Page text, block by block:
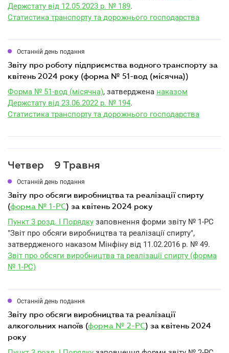
Держстату від 12.05.2023 р. № 189.
Статистика транспорту та дорожнього господарства
Останній день подання
звіту про роботу підприємства водного транспорту за
квітень 2024 року (форма № 51-вод (місячна))
Форма № 51-вод (місячна), затверджена наказом
Держстату від 23.06.2022 р. № 194.
Статистика транспорту та дорожнього господарства
Четвер 9 Травня
Останній день подання
звіту про обсяги виробництва та реалізації спирту
(форма № 1-РС) за квітень 2024 року
Пункт 3 розд. I Порядку заповнення форми звіту № 1-РС
"Звіт про обсяги виробництва та реалізації спирту",
затвердженого наказом Мінфіну від 11.02.2016 р. № 49.
Звіт про обсяги виробництва та реалізації спирту (форма
№ 1-РС)
Останній день подання
звіту про обсяги виробництва та реалізації
алкогольних напоїв (форма № 2-РС) за квітень 2024
року